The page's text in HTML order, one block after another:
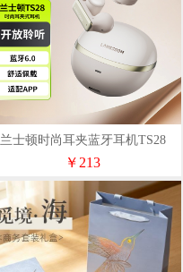
兰士顿时尚耳夹蓝牙耳机TS28
￥213